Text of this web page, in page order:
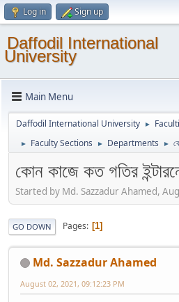
Log in Sign up
Daffodil International
University
Main Menu
Daffodil International University ►
► Faculty Sections ► Departments ►
কোন কাজে কত গতির
Started by Md. Sazzadur Ahamed,
GO DOWN Pages 1
Md. Sazzadur Ahamed
August 02, 2021, 09:12:23 PM